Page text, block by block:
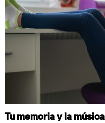
Tu memoria y la música